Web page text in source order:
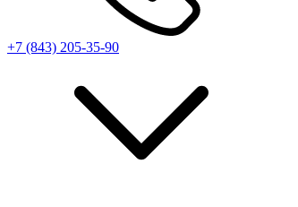
+7 (843) 205-35-90